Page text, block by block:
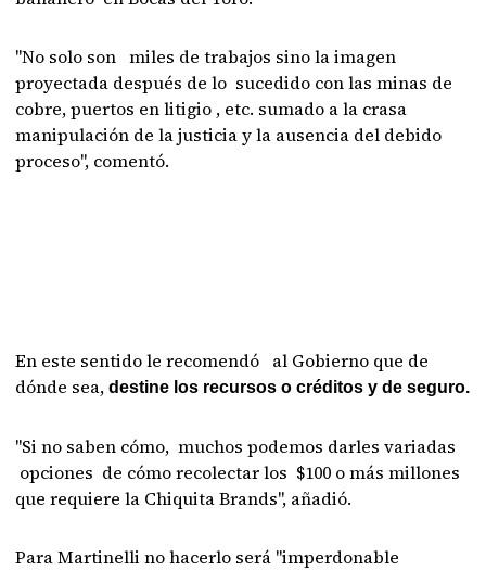
"No solo son miles de trabajos sino la imagen
proyectada después de lo sucedido con las minas de
cobre, puertos en litigio , etc. sumado a la crasa
manipulación de la justicia y la ausencia del debido
proceso", comentó.
En este sentido le recomendó al Gobierno que de
dónde sea,destine los recursos o créditos y de seguro.
"Si no saben cómo, muchos podemos darles variadas
opciones de cómo recolectar los $100 o más millones
que requiere la Chiquita Brands", añadió.
Para Martinelli no hacerlo será "imperdonable